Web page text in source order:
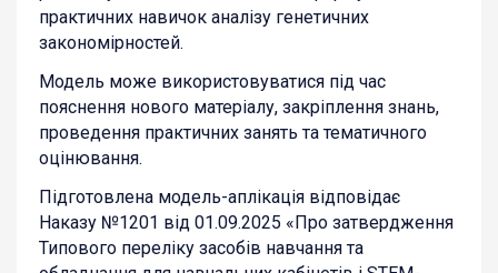
практичних навичок аналізу генетичних
закономірностей.
Модель може використовуватися під час
пояснення нового матеріалу, закріплення знань,
проведення практичних занять та тематичного
оцінювання.
Підготовлена модель-аплікація відповідає
Наказу №1201 від 01.09.2025 «Про затвердження
Типового переліку засобів навчання та